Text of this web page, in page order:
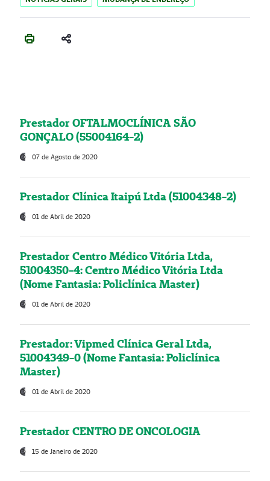
Prestador OFTALMOCLÍNICA SÃO
GONÇALO (55004164-2)
07 de Agosto de 2020
Prestador Clínica Itaipú Ltda (51004348-2)
01 de Abril de 2020
Prestador Centro Médico Vitória Ltda,
51004350-4: Centro Médico Vitória Ltda
(Nome Fantasia: Policlínica Master)
01 de Abril de 2020
Prestador: Vipmed Clínica Geral Ltda,
51004349-0 (Nome Fantasia: Policlínica
Master)
01 de Abril de 2020
Prestador CENTRO DE ONCOLOGIA
15 de Janeiro de 2020